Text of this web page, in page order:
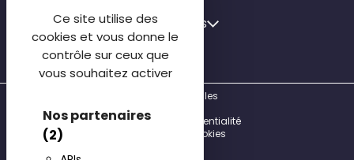
Ce site utilise des
cookies et vous donne le
contrôle sur ceux que
vous souhaitez activer
Nos partenaires
(2)
Faire gérer mon bien
Qui sommes-nous
Nos agences
Contactez-nous
FAQ locataire
Découvrir Colocatère
Français
Français
English
Español
Mentions légales
Politique de confidentialité
Gestion des cookies